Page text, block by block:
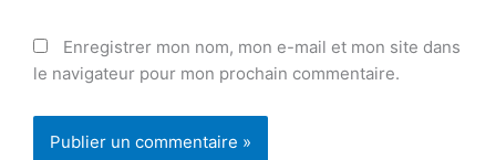
Enregistrer mon nom, mon e-mail et mon site dans
le navigateur pour mon prochain commentaire.